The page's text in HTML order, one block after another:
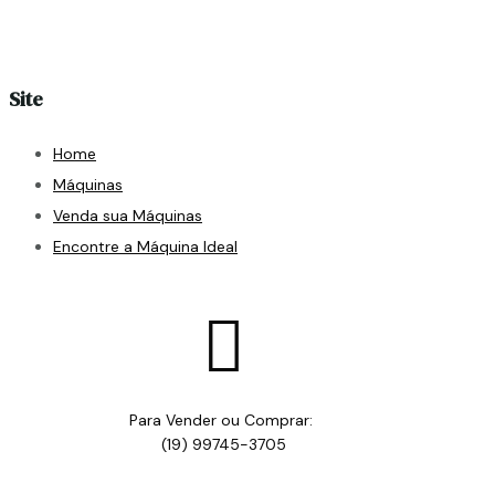
Site
Home
Máquinas
Venda sua Máquinas
Encontre a Máquina Ideal

Para Vender ou Comprar:
(19) 99745-3705